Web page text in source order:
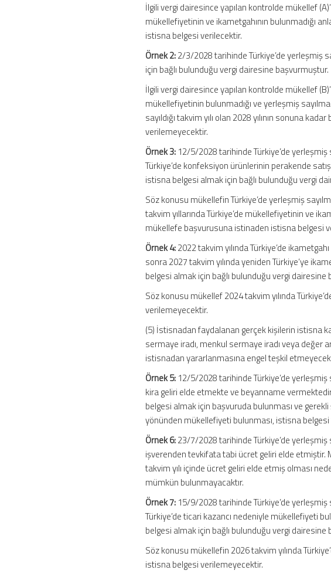
İlgili vergi dairesince yapılan kontrolde mükellef
mükellefiyetinin ve ikametgahının bulunmadığı
istisna belgesi verilecektir.
Örnek 2:2/3/2028 tarihinde Türkiye’de yerleşmiş
için bağlı bulunduğu vergi dairesine başvurmuştur.
İlgili vergi dairesince yapılan kontrolde mükellef
mükellefiyetinin bulunmadığı ve yerleşmiş
sayıldığı takvim yılı olan 2028 yılının sonuna
verilemeyecektir.
Örnek 3: 12/5/2028 tarihinde Türkiye’de
Türkiye’de konfeksiyon ürünlerinin perakende
istisna belgesi almak için bağlı bulunduğu vergi
Söz konusu mükellefin Türkiye’de yerleşmiş
takvim yıllarında Türkiye’de mükellefiyetinin ve
mükellefe başvurusuna istinaden istisna belgesi
Örnek 4:2022 takvim yılında Türkiye’de
sonra 2027 takvim yılında yeniden Türkiye’ye
belgesi almak için bağlı bulunduğu vergi dairesine
Söz konusu mükellef 2024 takvim yılında
verilemeyecektir.
(5) İstisnadan faydalanan gerçek kişilerin istisna
sermaye iradı, menkul sermaye iradı veya değer
istisnadan yararlanmasına engel teşkil
Örnek 5: 12/5/2028 tarihinde Türkiye’de
kira geliri elde etmekte ve beyanname
belgesi almak için başvuruda bulunması ve
yönünden mükellefiyeti bulunması, istisna
Örnek 6:23/7/2028 tarihinde Türkiye’de yerleşmiş
işverenden tevkifata tabi ücret geliri elde etmiştir.
takvim yılı içinde ücret geliri elde etmiş olması
mümkün bulunmayacaktır.
Örnek 7: 15/9/2028 tarihinde Türkiye’de
Türkiye’de ticari kazancı nedeniyle mükellefiyeti
belgesi almak için bağlı bulunduğu vergi dairesine
Söz konusu mükellefin 2026 takvim yılında
istisna belgesi verilemeyecektir.